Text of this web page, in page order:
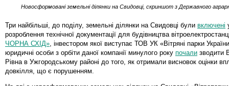
Новосформовані земельні ділянки на Свидовці, скриншот з Державного
Три найбільші, до поділу, земельні ділянки на Свидовці були включені
розроблення технічної документації для будівництва
ЧОРНА СХІД» , інвестором якої виступає ТОВ УК «Вітряні парки
юридичні особи з орбіти даної компанії минулого року почали зводити
Рівна в Ужгородському районі до того, як отримали висновок оцінки
довкілля, що є порушенням.